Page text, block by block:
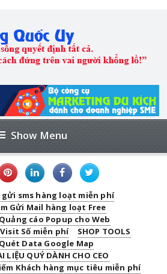
Show Menu
gửi sms hàng loạt miễn phí
Gửi Mail hàng loạt Free
cáo Popup cho Web
Số miễn phí
SHOP TOOLS
Data Google Map
LIỆU QUÝ DÀNH CHO CEO
Khách hàng mục tiêu miễn phí